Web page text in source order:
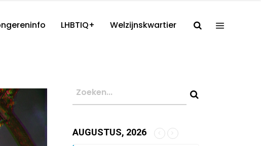
LHBTIQ+ Welzijnskwartier
AUGUSTUS, 2026